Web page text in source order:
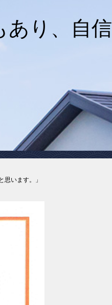
あり、自信
います。」